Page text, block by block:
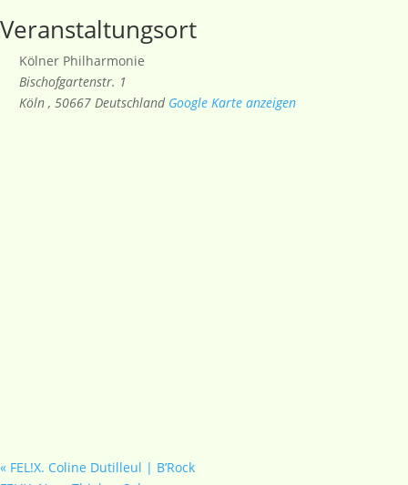
Veranstaltungsort
Kölner Philharmonie
Bischofgartenstr. 1
Köln , 50667 Deutschland Google Karte anzeigen
« FEL!X. Coline Dutilleul | B’Rock